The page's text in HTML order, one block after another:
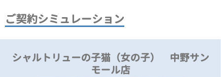
ご契約シミュレーション
シャルトリューの子猫（女の子） 中野サン
モール店